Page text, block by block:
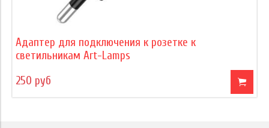
Адаптер для подключения к розетке к
светильникам Art-Lamps
250 руб